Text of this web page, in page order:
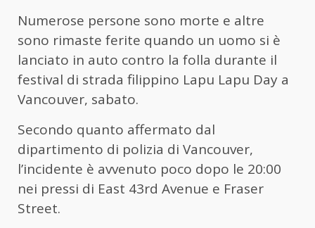
Numerose persone sono morte e altre
sono rimaste ferite quando un uomo si è
lanciato in auto contro la folla durante il
festival di strada filippino Lapu Lapu Day a
Vancouver, sabato.
Secondo quanto affermato dal
dipartimento di polizia di Vancouver,
l’incidente è avvenuto poco dopo le 20:00
nei pressi di East 43rd Avenue e Fraser
Street.